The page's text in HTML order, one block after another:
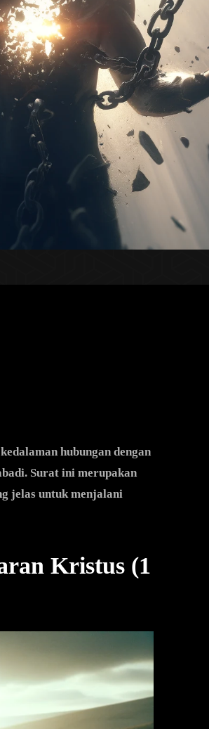
hubungan dengan
Surat ini merupakan
jelas untuk menjalani
Kristus (1